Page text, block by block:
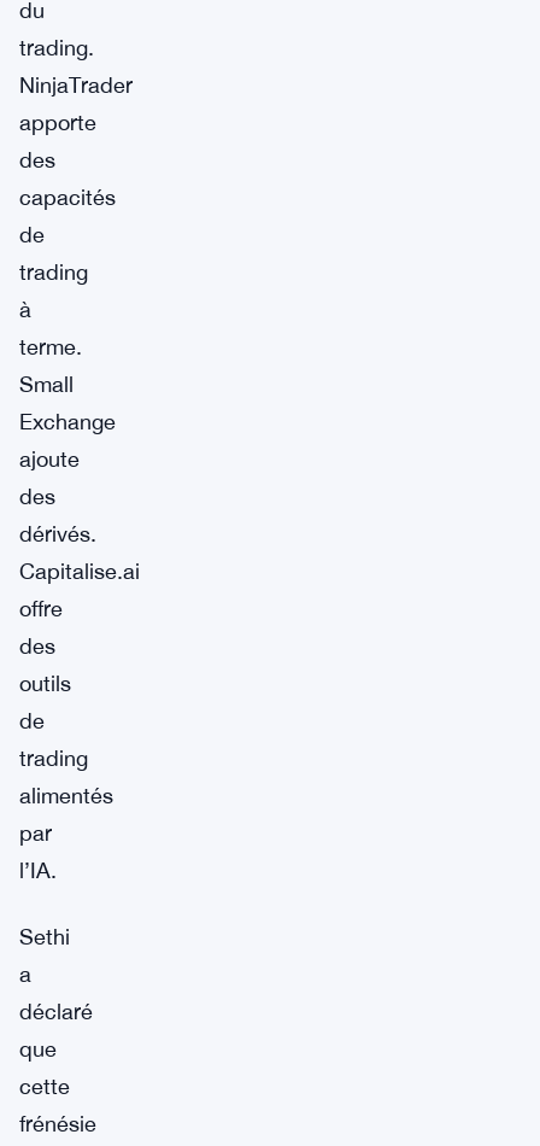
du
trading.
NinjaTrader
apporte
des
capacités
de
trading
à
terme.
Small
Exchange
ajoute
des
dérivés.
Capitalise.ai
offre
des
outils
de
trading
alimentés
par
l’IA.
Sethi
a
déclaré
que
cette
frénésie